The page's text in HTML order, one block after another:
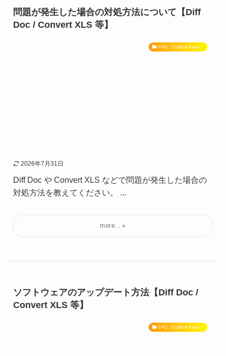
問題が発生した場合の対処方法について【Diff
Doc / Convert XLS 等】
FAQ（Softinterface）
2026年7月31日
Diff Doc や Convert XLS などで問題が発生した場合の
対処方法を教えてください。 ...
ソフトウェアのアップデート方法【Diff Doc /
Convert XLS 等】
FAQ（Softinterface）